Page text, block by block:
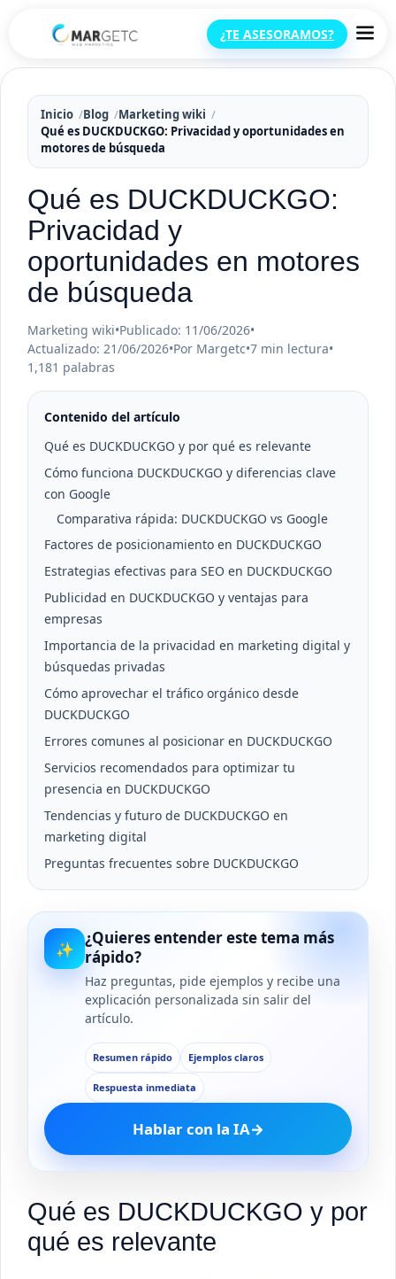
¿TE ASESORAMOS?
Inicio Blog
Marketing wiki
Qué es DUCKDUCKGO: Privacidad y oportunidades en
motores de búsqueda
Qué es DUCKDUCKGO:
Privacidad y
oportunidades en motores
de búsqueda
Marketing wiki•Publicado: 11/06/2026•
Actualizado: 21/06/2026•Por Margetc•7 min lectura•
1,181 palabras
Contenido del artículo
Qué es DUCKDUCKGO y por qué es relevante
Cómo funciona DUCKDUCKGO y diferencias clave
con Google
Comparativa rápida: DUCKDUCKGO vs Google
Factores de posicionamiento en DUCKDUCKGO
Estrategias efectivas para SEO en DUCKDUCKGO
Publicidad en DUCKDUCKGO y ventajas para
empresas
Importancia de la privacidad en marketing digital y
búsquedas privadas
Cómo aprovechar el tráfico orgánico desde
DUCKDUCKGO
Errores comunes al posicionar en DUCKDUCKGO
Servicios recomendados para optimizar tu
presencia en DUCKDUCKGO
Tendencias y futuro de DUCKDUCKGO en
marketing digital
Preguntas frecuentes sobre DUCKDUCKGO
✨
¿Quieres entender este tema más
rápido?
Haz preguntas, pide ejemplos y recibe una
explicación personalizada sin salir del
artículo.
Resumen rápido Ejemplos claros
Respuesta inmediata
Hablar con la IA→
Qué es DUCKDUCKGO y por
qué es relevante